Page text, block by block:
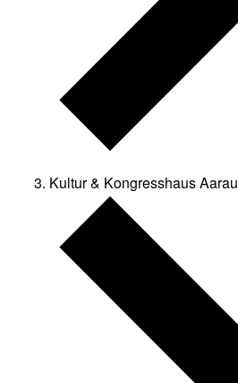
Kultur & Kongresshaus Aarau